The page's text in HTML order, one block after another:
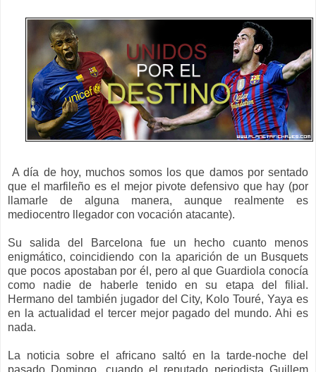
A día de hoy, muchos somos los que damos por sentado
que el marfileño es el mejor pivote defensivo que hay (por
llamarle de alguna manera, aunque realmente es
mediocentro llegador con vocación atacante).
Su salida del Barcelona fue un hecho cuanto menos
enigmático, coincidiendo con la aparición de un Busquets
que pocos apostaban por él, pero al que Guardiola conocía
como nadie de haberle tenido en su etapa del filial.
Hermano del también jugador del City, Kolo Touré, Yaya es
en la actualidad el tercer mejor pagado del mundo. Ahi es
nada.
La noticia sobre el africano saltó en la tarde-noche del
pasado Domingo, cuando el reputado periodista Guillem